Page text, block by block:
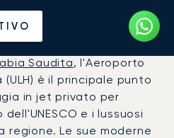
privato per
Al-Ula (ULH)
Saudita, l'Aeroporto
è il principale punto
in jet privato per
e i lussuosi
Le sue moderne